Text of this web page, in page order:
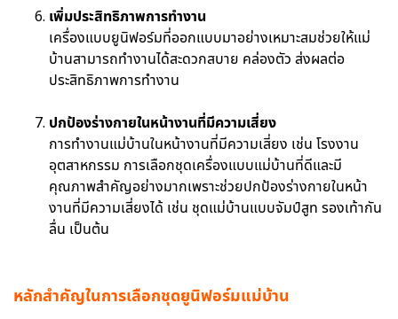
เพิ่มประสิทธิภาพการทำงาน
เครื่องแบบยูนิฟอร์มที่ออกแบบมาอย่างเหมาะสมช่วยให้แม่
บ้านสามารถทำงานได้สะดวกสบาย คล่องตัว ส่งผลต่อ
ประสิทธิภาพการทำงาน
ปกป้องร่างกายในหน้างานที่มีความเสี่ยง
การทำงานแม่บ้านในหน้างานที่มีความเสี่ยง เช่น โรงงาน
อุตสาหกรรม การเลือกชุดเครื่องแบบแม่บ้านที่ดีและมี
คุณภาพสำคัญอย่างมากเพราะช่วยปกป้องร่างกายในหน้า
งานที่มีความเสี่ยงได้ เช่น ชุดแม่บ้านแบบจัมป์สูท รองเท้ากัน
ลื่น เป็นต้น
หลักสำคัญในการเลือกชุดยูนิฟอร์มแม่บ้าน